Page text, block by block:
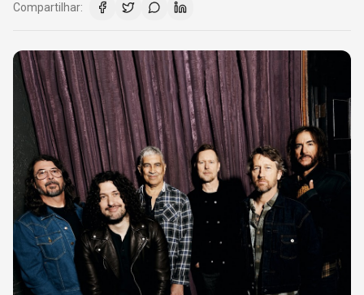
Compartilhar: